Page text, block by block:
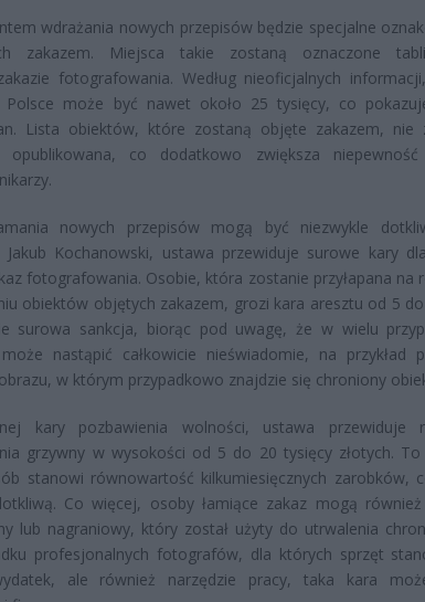
wdrażania nowych przepisów będzie specjalne
zakazem. Miejsca takie zostaną oznaczone
fotografowania. Według nieoficjalnych
Polsce może być nawet około 25 tysięcy, co
Lista obiektów, które zostaną objęte zakazem, nie
opublikowana, co dodatkowo zwiększa
nowych przepisów mogą być niezwykle
Kochanowski, ustawa przewiduje surowe kary
fotografowania. Osobie, która zostanie przyłapana na
obiektów objętych zakazem, grozi kara aresztu od 5
surowa sankcja, biorąc pod uwagę, że w wielu
nastąpić całkowicie nieświadomie, na przykład
w którym przypadkowo znajdzie się chroniony
kary pozbawienia wolności, ustawa przewiduje
grzywny w wysokości od 5 do 20 tysięcy złotych.
stanowi równowartość kilkumiesięcznych zarobków,
Co więcej, osoby łamiące zakaz mogą
lub nagraniowy, który został użyty do utrwalenia
profesjonalnych fotografów, dla których sprzęt
ale również narzędzie pracy, taka kara